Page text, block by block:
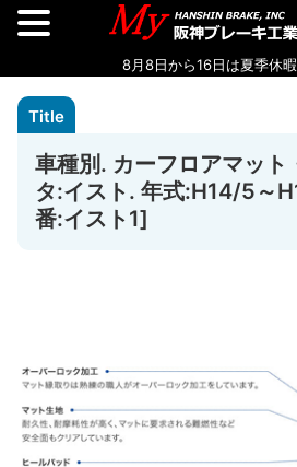
車種別. カーフロアマット
タ:イスト. 年式:H14/5～
番:イスト1]